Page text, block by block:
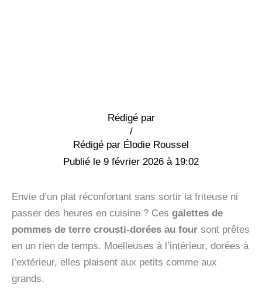
Rédigé par
Élodie Roussel
/
9 février 2026 à 19:02
Envie d’un plat réconfortant sans sortir la friteuse ni
passer des heures en cuisine ? Ces galettes de
pommes de terre crousti-dorées au four sont prêtes
en un rien de temps. Moelleuses à l’intérieur, dorées à
l’extérieur, elles plaisent aux petits comme aux
grands.